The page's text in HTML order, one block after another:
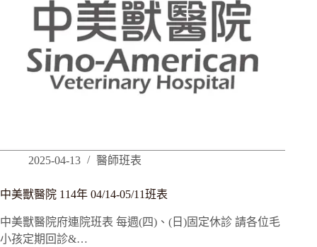
2025-04-13 醫師班表
中美獸醫院 114年 04/14-05/11班表
中美獸醫院府連院班表 每週(四)、(日)固定休診 請各位毛
小孩定期回診&…